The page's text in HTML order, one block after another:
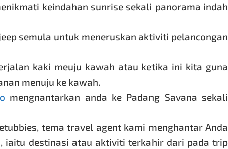
keindahan sunrise sekali panorama indah
semula untuk meneruskan aktiviti pelancongan
kaki meuju kawah atau ketika ini kita guna
menuju ke kawah.
mengnantarkan anda ke Padang Savana sekali
tema travel agent kami menghantar Anda
iaitu destinasi atau aktiviti terkahir dari pada trip